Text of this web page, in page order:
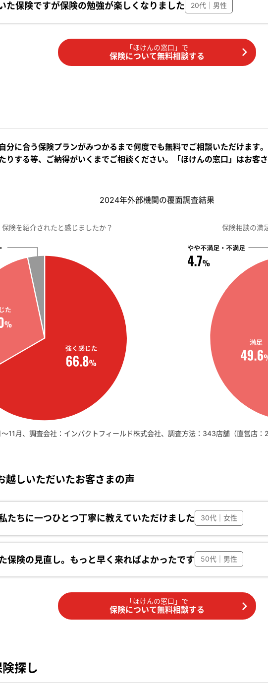
た保険ですが保険の勉強が楽しくなりました 20代｜男性
「ほけんの窓口」で
保険について無料相談する
分に合う保険プランがみつかるまで何度でも無料でご相談いただけます
りする等、ご納得がいくまでご相談ください。「ほけんの窓口」はお客
2024年外部機関の覆面調査結果
険を紹介されたと感じましたか？ 保険相談の満
11月、調査会社：インパクトフィールド株式会社、調査方法：343店舗（直営店
越しいただいたお客さまの声
たちに一つひとつ丁寧に教えていただけました 30代｜女性
保険の見直し。もっと早く来ればよかったです 50代｜男性
「ほけんの窓口」で
保険について無料相談する
探し